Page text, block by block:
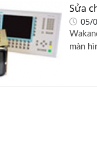
Sửa
05/
màn